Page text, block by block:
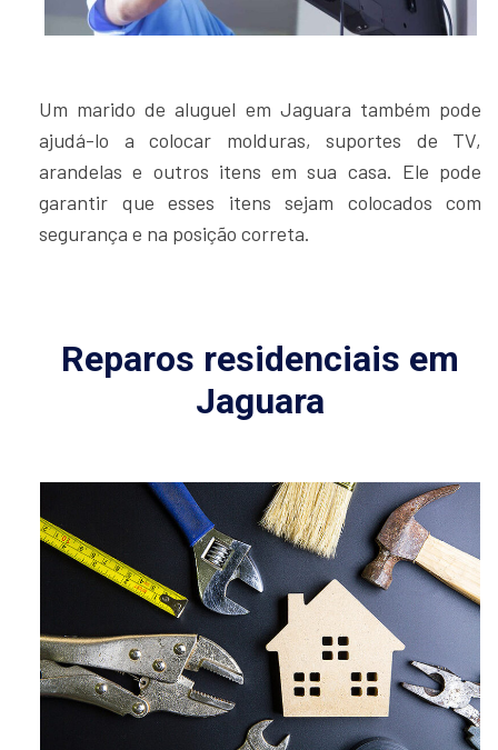
Um marido de aluguel em Jaguara também pode
ajudá-lo a colocar molduras, suportes de TV,
arandelas e outros itens em sua casa. Ele pode
garantir que esses itens sejam colocados com
segurança e na posição correta.
Reparos residenciais em
Jaguara